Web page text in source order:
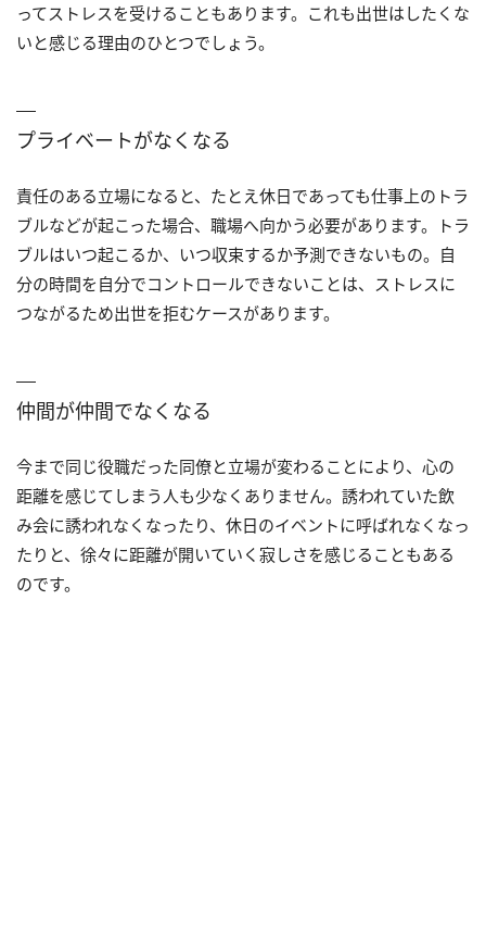
ってストレスを受けることもあります。これも出世はしたくな
いと感じる理由のひとつでしょう。
プライベートがなくなる
責任のある立場になると、たとえ休日であっても仕事上のトラ
ブルなどが起こった場合、職場へ向かう必要があります。トラ
ブルはいつ起こるか、いつ収束するか予測できないもの。自
分の時間を自分でコントロールできないことは、ストレスに
つながるため出世を拒むケースがあります。
仲間が仲間でなくなる
今まで同じ役職だった同僚と立場が変わることにより、心の
距離を感じてしまう人も少なくありません。誘われていた飲
み会に誘われなくなったり、休日のイベントに呼ばれなくなっ
たりと、徐々に距離が開いていく寂しさを感じることもある
のです。